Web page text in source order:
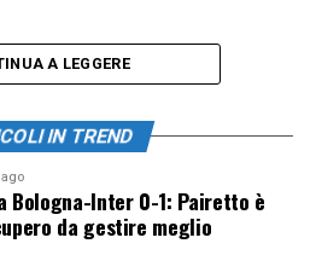
A LEGGERE
IN TREND
Bologna-Inter 0-1: Pairetto è
da gestire meglio